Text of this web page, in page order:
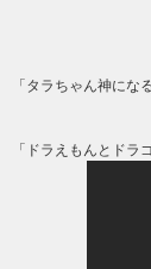
「タラちゃん神にな
「ドラえもんとドラ